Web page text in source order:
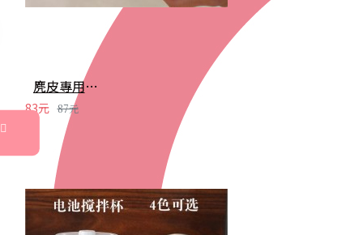
麂皮專用洗鞋刷 橡膠擦 麂皮刷 磨砂皮 絨面去汙 麂皮保養
83元 87元